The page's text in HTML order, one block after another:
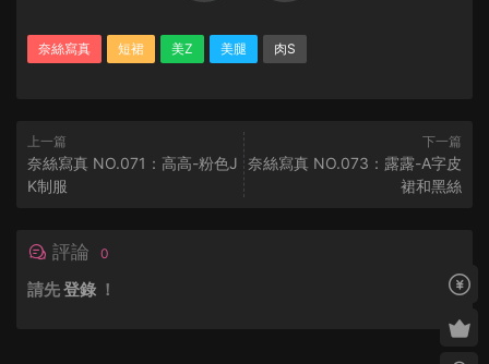
奈絲寫真 短裙 美Z 美腿 肉S
上一篇
奈絲寫真 NO.071：高高-粉色J
K制服
下一篇
奈絲寫真 NO.073：露露-A字皮
裙和黑絲
評論 0
請先登錄 ！